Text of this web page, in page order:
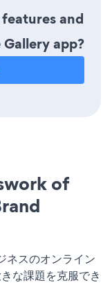
and
app?
of
ネスのオンライン
な課題を克服でき